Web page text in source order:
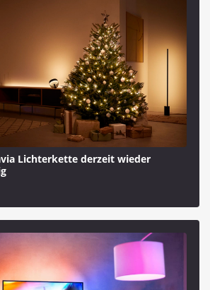
Lichterkette derzeit wieder